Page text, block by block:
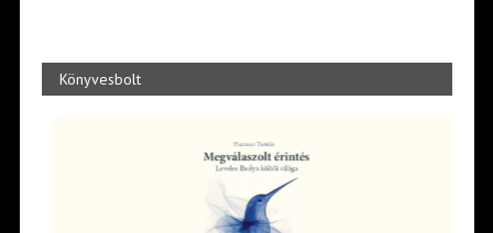
Könyvesbolt